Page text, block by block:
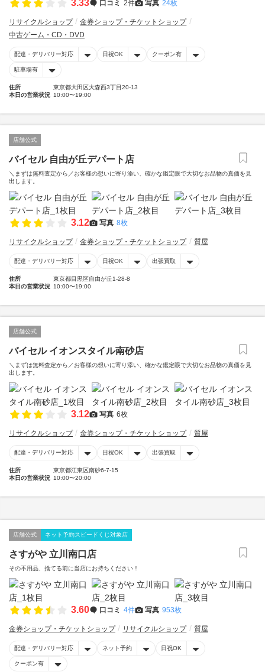
3.33 口コミ 2件 写真 24枚
リサイクルショップ
金券ショップ・チケットショップ
中古ゲーム・CD・DVD
配達・デリバリー対応 日祝OK クーポン有
駐車場有
住所
東京都大田区大森西3丁目20-13
本日の営業状況 10:00〜19:00
店舗公式
バイセル 自由が丘デパート店
＼まずは無料査定から／お客様の想いに寄り添い、確かな鑑定眼で大切なお品物の真価を見
出します。
3.12 写真 8枚
リサイクルショップ 金券ショップ・チケットショップ 質屋
配達・デリバリー対応 日祝OK 出張買取
住所
東京都目黒区自由が丘1-28-8
本日の営業状況 10:00〜19:00
店舗公式
バイセル イオンスタイル南砂店
＼まずは無料査定から／お客様の想いに寄り添い、確かな鑑定眼で大切なお品物の真価を見
出します。
3.12 写真 6枚
リサイクルショップ 金券ショップ・チケットショップ 質屋
配達・デリバリー対応 日祝OK 出張買取
住所
東京都江東区南砂6-7-15
本日の営業状況 10:00〜20:00
店舗公式 ネット予約スピードくじ対象店
さすがや 立川南口店
その不用品、捨てる前に当店にお持ちください！
3.60 口コミ 4件 写真 953枚
金券ショップ・チケットショップ リサイクルショップ 質屋
配達・デリバリー対応 ネット予約 日祝OK
クーポン有